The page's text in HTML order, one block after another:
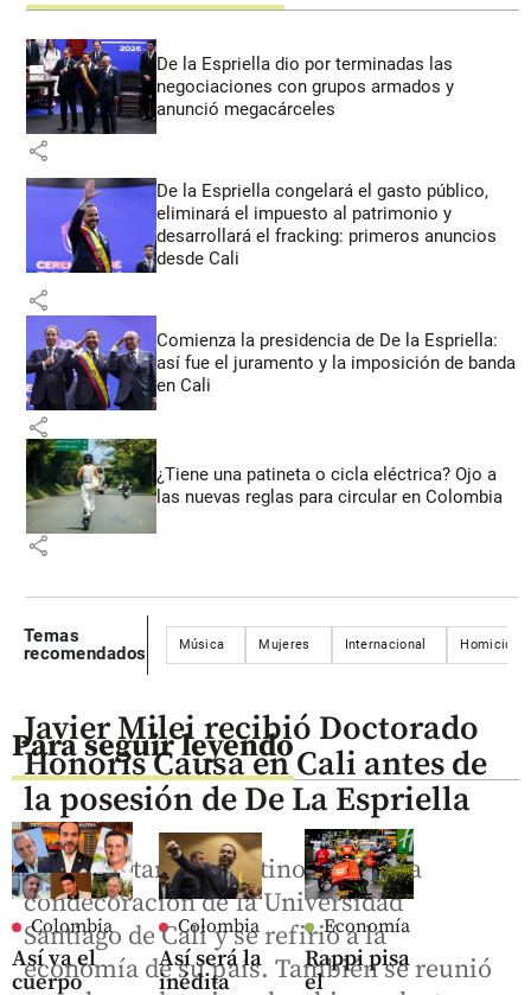
De la Espriella dio por terminadas las
negociaciones con grupos armados y
anunció megacárceles
share
De la Espriella congelará el gasto público,
eliminará el impuesto al patrimonio y
desarrollará el fracking: primeros anuncios
desde Cali
share
Comienza la presidencia de De la Espriella:
así fue el juramento y la imposición de banda
en Cali
share
¿Tiene una patineta o cicla eléctrica? Ojo a
las nuevas reglas para circular en Colombia
share
Temas
recomendados
Música Mujeres Internacional Homicidio
Para seguir leyendo
Colombia
Así va el
cuerpo
Colombia
Así será la
inédita
Economía
Rappi pisa
el
Javier Milei recibió Doctorado
Honoris Causa en Cali antes de
la posesión de De La Espriella
El mandatario argentino recibió la
condecoración de la Universidad
Santiago de Cali y se refirió a la
economía de su país. También se reunió